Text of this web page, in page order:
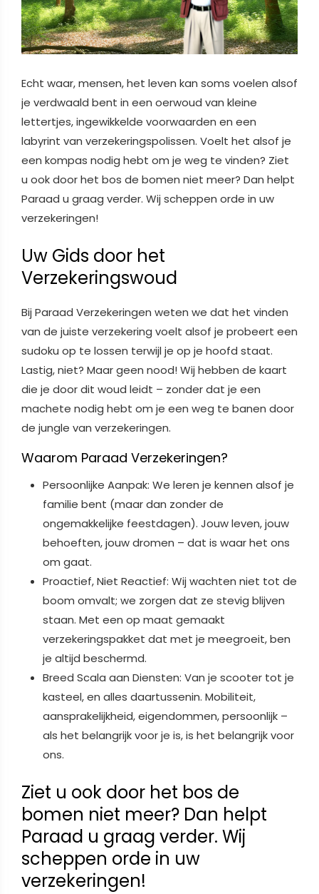
Echt waar, mensen, het leven kan soms voelen alsof
je verdwaald bent in een oerwoud van kleine
lettertjes, ingewikkelde voorwaarden en een
labyrint van verzekeringspolissen. Voelt het alsof je
een kompas nodig hebt om je weg te vinden? Ziet
u ook door het bos de bomen niet meer? Dan helpt
Paraad u graag verder. Wij scheppen orde in uw
verzekeringen!
Uw Gids door het
Verzekeringswoud
Bij Paraad Verzekeringen weten we dat het vinden
van de juiste verzekering voelt alsof je probeert een
sudoku op te lossen terwijl je op je hoofd staat.
Lastig, niet? Maar geen nood! Wij hebben de kaart
die je door dit woud leidt – zonder dat je een
machete nodig hebt om je een weg te banen door
de jungle van verzekeringen.
Waarom Paraad Verzekeringen?
Persoonlijke Aanpak: We leren je kennen alsof je
familie bent (maar dan zonder de
ongemakkelijke feestdagen). Jouw leven, jouw
behoeften, jouw dromen – dat is waar het ons
om gaat.
Proactief, Niet Reactief: Wij wachten niet tot de
boom omvalt; we zorgen dat ze stevig blijven
staan. Met een op maat gemaakt
verzekeringspakket dat met je meegroeit, ben
je altijd beschermd.
Breed Scala aan Diensten: Van je scooter tot je
kasteel, en alles daartussenin. Mobiliteit,
aansprakelijkheid, eigendommen, persoonlijk –
als het belangrijk voor je is, is het belangrijk voor
ons.
Ziet u ook door het bos de
bomen niet meer? Dan helpt
Paraad u graag verder. Wij
scheppen orde in uw
verzekeringen!